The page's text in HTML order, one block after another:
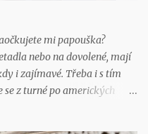
mi papouška?
nebo na dovolené, mají
i zajímavé. Třeba i s tím
se z turné po amerických